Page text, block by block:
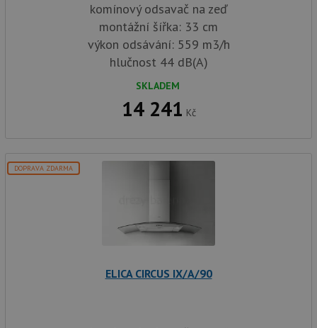
komínový odsavač na zeď
montážní šířka: 33 cm
výkon odsávání: 559 m3/h
hlučnost 44 dB(A)
SKLADEM
14 241 Kč
DOPRAVA ZDARMA
ELICA CIRCUS IX/A/90